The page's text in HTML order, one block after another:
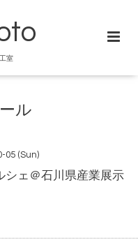
室
ル
05 (Sun)
シェ＠石川県産業展示